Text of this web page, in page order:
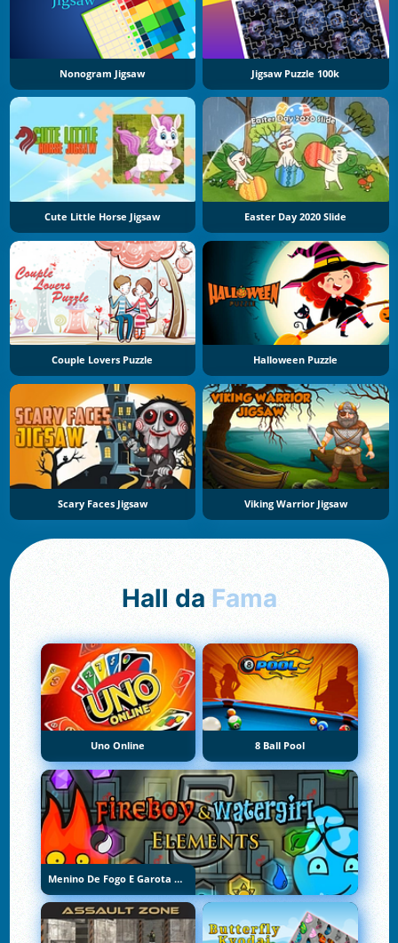
Nonogram Jigsaw Jigsaw Puzzle 100k
Cute Little Horse Jigsaw Easter Day 2020 Slide
Couple Lovers Puzzle Halloween Puzzle
Scary Faces Jigsaw Viking Warrior Jigsaw
Hall da Fama
Uno Online 8 Ball Pool
Menino De Fogo E Garota De Água 5: Elementos